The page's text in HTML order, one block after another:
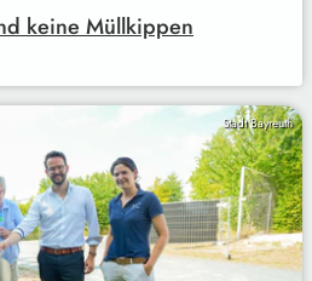
keine Müllkippen
Stadt Bayreuth